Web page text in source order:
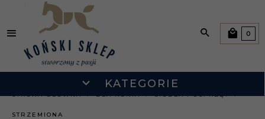
KATEGORIE
0
STRONA GŁÓWNA DLA KONIA SIODŁA I OSPRZĘT
STRZEMIONA